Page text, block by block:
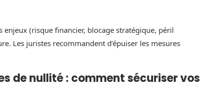
(risque financier, blocage stratégique, péril
Les juristes recommandent d’épuiser les mesures
de nullité : comment sécuriser vos